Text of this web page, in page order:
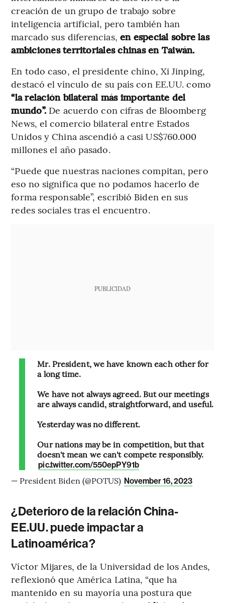
creación de un grupo de trabajo sobre
inteligencia artificial, pero también han
marcado sus diferencias, en especial sobre las
ambiciones territoriales chinas en Taiwán.
En todo caso, el presidente chino, Xi Jinping,
destacó el vínculo de su país con EE.UU. como
“la relación bilateral más importante del
mundo”. De acuerdo con cifras de Bloomberg
News, el comercio bilateral entre Estados
Unidos y China ascendió a casi US$760.000
millones el año pasado.
“Puede que nuestras naciones compitan, pero
eso no significa que no podamos hacerlo de
forma responsable”, escribió Biden en sus
redes sociales tras el encuentro.
PUBLICIDAD
Mr. President, we have known each other for
a long time.
We have not always agreed. But our meetings
are always candid, straightforward, and useful.
Yesterday was no different.
Our nations may be in competition, but that
doesn't mean we can't compete responsibly.
pic.twitter.com/550epPY91b
— President Biden (@POTUS) November 16, 2023
¿Deterioro de la relación China-
EE.UU. puede impactar a
Latinoamérica?
Víctor Mijares, de la Universidad de los Andes,
reflexionó que América Latina, “que ha
mantenido en su mayoría una postura que